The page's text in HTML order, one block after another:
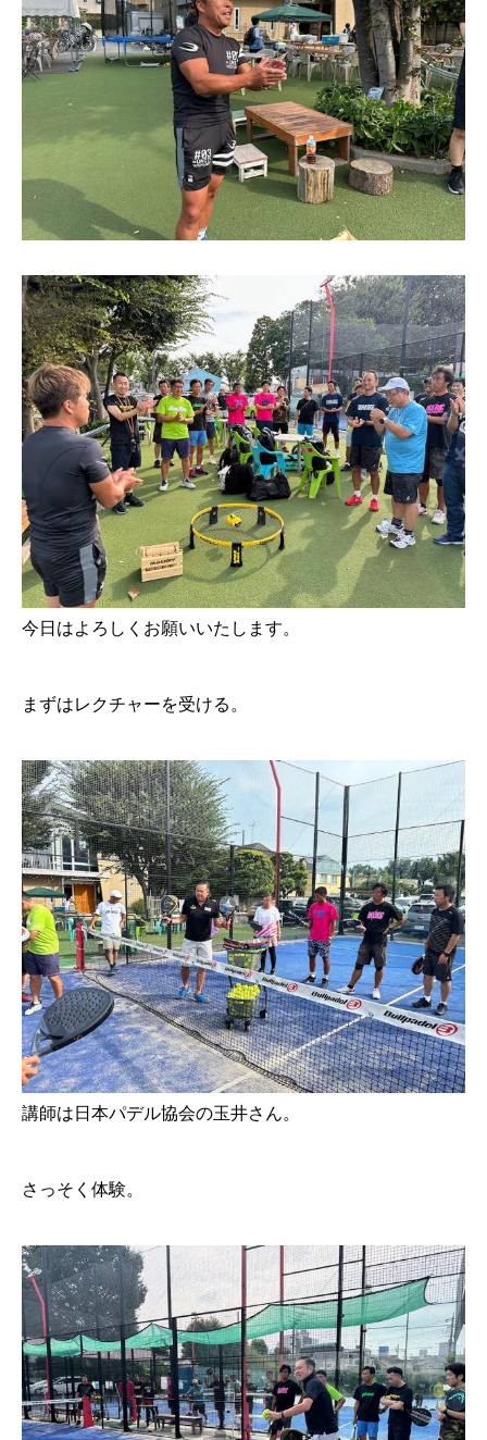
今日はよろしくお願いいたします。
まずはレクチャーを受ける。
講師は日本パデル協会の玉井さん。
さっそく体験。